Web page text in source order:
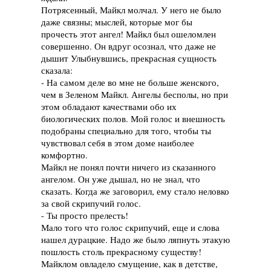
Потрясенный, Майкл молчал. У него не было
даже связны; мыслей, которые мог бы
прочесть этот ангел! Майкл был ошеломлен
совершенно. Он вдруг осознал, что даже не
дышит Улыбнувшись, прекрасная сущность
сказала:
- На самом деле во мне не больше женского,
чем в Зеленом Майкл. Ангелы бесполы, но при
этом обладают качествами обо их
биологических полов. Мой голос и внешность
подобраны специально для того, чтобы ты
чувствовал себя в этом доме наиболее
комфортно.
Майкл не понял почти ничего из сказанного
ангелом. Он уже дышал, но не знал, что
сказать. Когда же заговорил, ему стало неловко
за свой скрипучий голос.
- Ты просто прелесть!
Мало того что голос скрипучий, еще и слова
нашел дурацкие. Надо же было ляпнуть этакую
пошлость столь прекрасному существу!
Майклом овладело смущение, как в детстве,